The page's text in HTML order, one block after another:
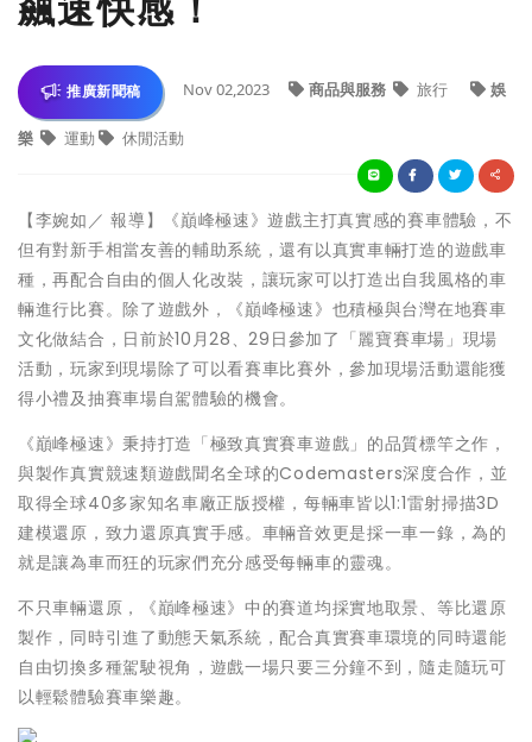
推廣新聞稿 Nov 02,2023 商品與服務 旅行 娛
樂 運動 休閒活動
【李婉如／ 報導】《巔峰極速》遊戲主打真實感的賽車體驗，不
但有對新手相當友善的輔助系統，還有以真實車輛打造的遊戲車
種，再配合自由的個人化改裝，讓玩家可以打造出自我風格的車
輛進行比賽。除了遊戲外，《巔峰極速》也積極與台灣在地賽車
文化做結合，日前於10月28、29日參加了「麗寶賽車場」現場
活動，玩家到現場除了可以看賽車比賽外，參加現場活動還能獲
得小禮及抽賽車場自駕體驗的機會。
《巔峰極速》秉持打造「極致真實賽車遊戲」的品質標竿之作，
與製作真實競速類遊戲聞名全球的Codemasters深度合作，並
取得全球40多家知名車廠正版授權，每輛車皆以1:1雷射掃描3D
建模還原，致力還原真實手感。車輛音效更是採一車一錄，為的
就是讓為車而狂的玩家們充分感受每輛車的靈魂。
不只車輛還原，《巔峰極速》中的賽道均採實地取景、等比還原
製作，同時引進了動態天氣系統，配合真實賽車環境的同時還能
自由切換多種駕駛視角，遊戲一場只要三分鐘不到，隨走隨玩可
以輕鬆體驗賽車樂趣。